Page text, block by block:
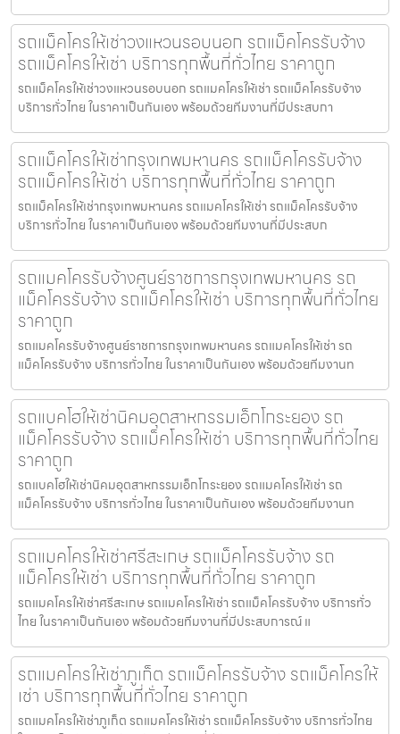
รถแม็คโครให้เช่าวงแหวนรอบนอก รถแม็คโครรับจ้าง
รถแม็คโครให้เช่า บริการทุกพื้นที่ทั่วไทย ราคาถูก
รถแม็คโครให้เช่าวงแหวนรอบนอก รถแมคโครให้เช่า รถแม็คโครรับจ้าง
บริการทั่วไทย ในราคาเป็นกันเอง พร้อมด้วยทีมงานที่มีประสบกา
รถแม็คโครให้เช่ากรุงเทพมหานคร รถแม็คโครรับจ้าง
รถแม็คโครให้เช่า บริการทุกพื้นที่ทั่วไทย ราคาถูก
รถแม็คโครให้เช่ากรุงเทพมหานคร รถแมคโครให้เช่า รถแม็คโครรับจ้าง
บริการทั่วไทย ในราคาเป็นกันเอง พร้อมด้วยทีมงานที่มีประสบก
รถแมคโครรับจ้างศูนย์ราชการกรุงเทพมหานคร รถ
แม็คโครรับจ้าง รถแม็คโครให้เช่า บริการทุกพื้นที่ทั่วไทย
ราคาถูก
รถแมคโครรับจ้างศูนย์ราชการกรุงเทพมหานคร รถแมคโครให้เช่า รถ
แม็คโครรับจ้าง บริการทั่วไทย ในราคาเป็นกันเอง พร้อมด้วยทีมงานท
รถแบคโฮให้เช่านิคมอุตสาหกรรมเอ็กโกระยอง รถ
แม็คโครรับจ้าง รถแม็คโครให้เช่า บริการทุกพื้นที่ทั่วไทย
ราคาถูก
รถแบคโฮให้เช่านิคมอุตสาหกรรมเอ็กโกระยอง รถแมคโครให้เช่า รถ
แม็คโครรับจ้าง บริการทั่วไทย ในราคาเป็นกันเอง พร้อมด้วยทีมงานท
รถแมคโครให้เช่าศรีสะเกษ รถแม็คโครรับจ้าง รถ
แม็คโครให้เช่า บริการทุกพื้นที่ทั่วไทย ราคาถูก
รถแมคโครให้เช่าศรีสะเกษ รถแมคโครให้เช่า รถแม็คโครรับจ้าง บริการทั่ว
ไทย ในราคาเป็นกันเอง พร้อมด้วยทีมงานที่มีประสบการณ์ แ
รถแมคโครให้เช่าภูเก็ต รถแม็คโครรับจ้าง รถแม็คโครให้
เช่า บริการทุกพื้นที่ทั่วไทย ราคาถูก
รถแมคโครให้เช่าภูเก็ต รถแมคโครให้เช่า รถแม็คโครรับจ้าง บริการทั่วไทย